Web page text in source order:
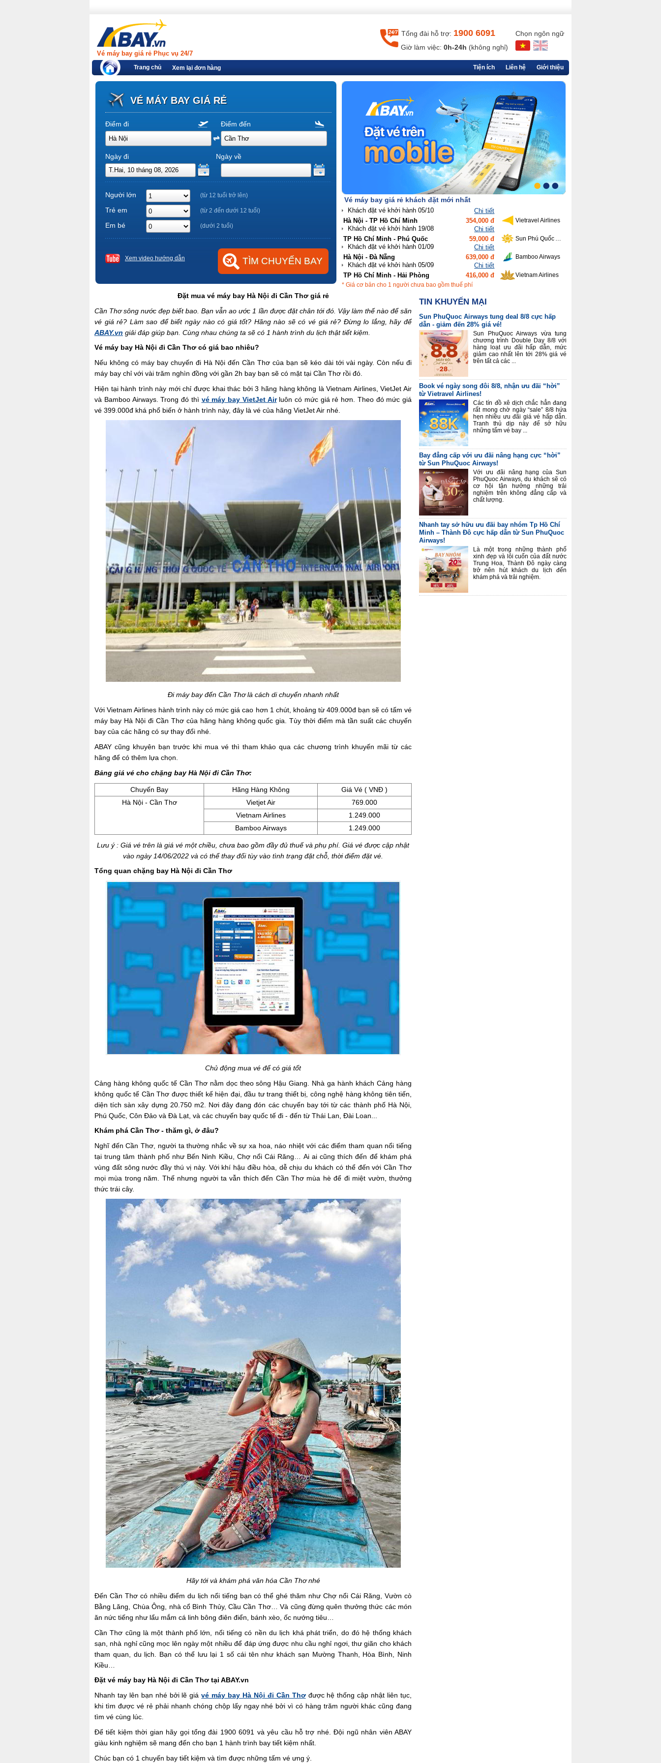
Vé máy bay giá rẻ Phục vụ 24/7
Tổng đài hỗ trợ: 1900 6091
Giờ làm việc: 0h-24h (không nghỉ)
Chọn ngôn ngữ
Trang chủ Xem lại đơn hàng Giới thiệu
Liên hệ
Tiện ích
VÉ MÁY BAY GIÁ RẺ
Điểm đi Điểm đến
Ngày đi Ngày về
Người lớn (từ 12 tuổi trở lên)
Trẻ em (từ 2 đến dưới 12 tuổi)
Em bé (dưới 2 tuổi)
Xem video hướng dẫn
Vé máy bay giá rẻ khách đặt mới nhất
Hà Nội - TP Hồ Chí Minh 354,000 đ
Chi tiết
Vietravel Airlines
TP Hồ Chí Minh - Phú Quốc 59,000 đ
Chi tiết
Sun Phú Quốc Airways
Hà Nội - Đà Nẵng 639,000 đ
Chi tiết
Bamboo Airways
TP Hồ Chí Minh - Hải Phòng 416,000 đ
Chi tiết
Vietnam Airlines
* Giá cơ bản cho 1 người chưa bao gồm thuế phí
Đặt mua vé máy bay Hà Nội đi Cần Thơ giá rẻ
Cần Thơ sông nước đẹp biết bao. Bạn vẫn ao ước 1 lần được đặt chân tới đó. Vậy làm thế nào để săn
vé giá rẻ? Làm sao để biết ngày nào có giá tốt? Hãng nào sẽ có vé giá rẻ? Đừng lo lắng, hãy để
ABAY.vn giải đáp giúp bạn. Cùng nhau chúng ta sẽ có 1 hành trình du lịch thật tiết kiệm.
Vé máy bay Hà Nội đi Cần Thơ có giá bao nhiêu?
Nếu không có máy bay chuyến đi Hà Nội đến Cần Thơ của bạn sẽ kéo dài tới vài ngày. Còn nếu đi
máy bay chỉ với vài trăm nghìn đồng với gần 2h bay bạn sẽ có mặt tại Cần Thơ rồi đó.
Hiện tại hành trình này mới chỉ được khai thác bởi 3 hãng hàng không là Vietnam Airlines, VietJet Air
và Bamboo Airways. Trong đó thì vé máy bay VietJet Airluôn có mức giá rẻ hơn. Theo đó mức giá
vé 399.000đ khá phổ biến ở hành trình này, đây là vé của hãng VietJet Air nhé.
Đi máy bay đến Cần Thơ là cách di chuyển nhanh nhất
Với Vietnam Airlines hành trình này có mức giá cao hơn 1 chút, khoảng từ 409.000đ bạn sẽ có tấm vé
máy bay Hà Nội đi Cần Thơ của hãng hàng không quốc gia. Tùy thời điểm mà tần suất các chuyến
bay của các hãng có sự thay đổi nhé.
ABAY cũng khuyên bạn trước khi mua vé thì tham khảo qua các chương trình khuyến mãi từ các
hãng để có thêm lựa chọn.
Bảng giá vé cho chặng bay Hà Nội đi Cần Thơ:
Chuyến Bay Hãng Hàng Không
Giá Vé ( VNĐ )
Hà Nội - Cần Thơ
Vietjet Air
769.000
Vietnam Airlines
1.249.000
Bamboo Airways
1.249.000
Lưu ý : Giá vé trên là giá vé một chiều, chưa bao gồm đầy đủ thuế và phụ phí. Giá vé được cập nhật
vào ngày 14/06/2022 và có thể thay đổi tùy vào tình trạng đặt chỗ, thời điểm đặt vé.
Tổng quan chặng bay Hà Nội đi Cần Thơ
Chủ động mua vé để có giá tốt
Cảng hàng không quốc tế Cần Thơ nằm dọc theo sông Hậu Giang. Nhà ga hành khách Cảng hàng
không quốc tế Cần Thơ được thiết kế hiện đại, đầu tư trang thiết bị, công nghệ hàng không tiên tiến,
diện tích sàn xây dựng 20.750 m2. Nơi đây đang đón các chuyến bay tới từ các thành phố Hà Nội,
Phú Quốc, Côn Đảo và Đà Lạt, và các chuyến bay quốc tế đi - đến từ Thái Lan, Đài Loan...
Khám phá Cần Thơ - thăm gì, ở đâu?
Nghĩ đến Cần Thơ, người ta thường nhắc về sự xa hoa, náo nhiệt với các điểm tham quan nổi tiếng
tại trung tâm thành phố như Bến Ninh Kiều, Chợ nổi Cái Răng… Ai ai cũng thích đến để khám phá
vùng đất sông nước đầy thú vị này. Với khí hậu điều hòa, dễ chịu du khách có thể đến với Cần Thơ
mọi mùa trong năm. Thế nhưng người ta vẫn thích đến Cần Thơ mùa hè để đi miệt vườn, thưởng
thức trái cây.
Hãy tới và khám phá văn hóa Cần Thơ nhé
Đến Cần Thơ có nhiều điểm du lịch nổi tiếng bạn có thể ghé thăm như Chợ nổi Cái Răng, Vườn cò
Bằng Lăng, Chùa Ông, nhà cổ Bình Thủy, Cầu Cần Thơ… Và cũng đừng quên thưởng thức các món
ăn nức tiếng như lẩu mắm cá linh bông điên điển, bánh xèo, ốc nướng tiêu…
Cần Thơ cũng là một thành phố lớn, nổi tiếng có nền du lịch khá phát triển, do đó hệ thống khách
sạn, nhà nghỉ cũng mọc lên ngày một nhiều để đáp ứng được nhu cầu nghỉ ngơi, thư giãn cho khách
tham quan, du lịch. Bạn có thể lưu lại 1 số cái tên như khách sạn Mường Thanh, Hòa Bình, Ninh
Kiều…
Đặt vé máy bay Hà Nội đi Cần Thơ tại ABAY.vn
Nhanh tay lên bạn nhé bởi lẽ giávé máy bay Hà Nội đi Cần Thơđược hệ thống cập nhật liên tục,
khi tìm được vé rẻ phải nhanh chóng chộp lấy ngay nhé bởi vì có hàng trăm người khác cũng đang
tìm vé cùng lúc.
Để tiết kiệm thời gian hãy gọi tổng đài 1900 6091 và yêu cầu hỗ trợ nhé. Đội ngũ nhân viên ABAY
giàu kinh nghiệm sẽ mang đến cho bạn 1 hành trình bay tiết kiệm nhất.
Chúc bạn có 1 chuyến bay tiết kiệm và tìm được những tấm vé ưng ý.
TIN KHUYẾN MẠI
Sun PhuQuoc Airways tung deal 8/8 cực hấp
dẫn - giảm đến 28% giá vé!
Sun PhuQuoc Airways vừa tung
chương trình Double Day 8/8 với
hàng loạt ưu đãi hấp dẫn, mức
giảm cao nhất lên tới 28% giá vé
trên tất cả các ...
Book vé ngày song đôi 8/8, nhận ưu đãi “hời”
từ Vietravel Airlines!
Các tín đồ xê dịch chắc hẳn đang
rất mong chờ ngày “sale” 8/8 hứa
hẹn nhiều ưu đãi giá vé hấp dẫn.
Tranh thủ dịp này để sở hữu
những tấm vé bay ...
Bay đẳng cấp với ưu đãi nâng hạng cực “hời”
từ Sun PhuQuoc Airways!
Với ưu đãi nâng hạng của Sun
PhuQuoc Airways, du khách sẽ có
cơ hội tận hưởng những trải
nghiệm trên không đẳng cấp và
chất lượng.
Nhanh tay sở hữu ưu đãi bay nhóm Tp Hồ Chí
Minh – Thành Đô cực hấp dẫn từ Sun PhuQuoc
Airways!
Là một trong những thành phố
xinh đẹp và lôi cuốn của đất nước
Trung Hoa, Thành Đô ngày càng
trở nên hút khách du lịch đến
khám phá và trải nghiệm.